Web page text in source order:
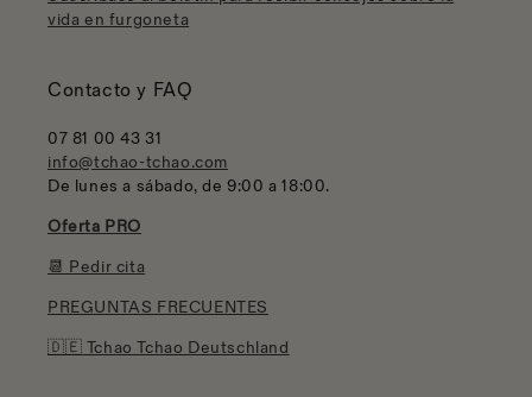
vida en furgoneta
Contacto y FAQ
07 81 00 43 31
info@tchao-tchao.com
De lunes a sábado, de 9:00 a 18:00.
Oferta PRO
📆 Pedir cita
PREGUNTAS FRECUENTES
🇩🇪 Tchao Tchao Deutschland